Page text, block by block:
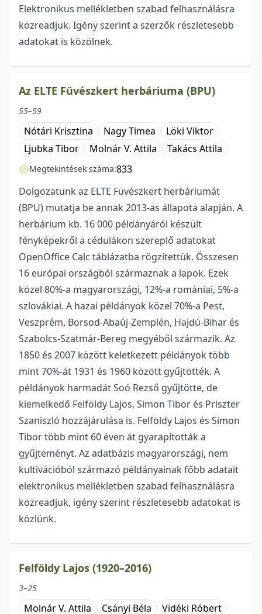
Elektronikus mellékletben szabad felhasználásra
közreadjuk. Igény szerint a szerzők részletesebb
adatokat is közölnek.
Az ELTE Füvészkert herbáriuma (BPU)
55–59
Nótári Krisztina Nagy Timea
Löki Viktor
Ljubka Tibor
Molnár V. Attila Takács Attila
Megtekintések száma:833
Dolgozatunk az ELTE Füvészkert herbáriumát
(BPU) mutatja be annak 2013-as állapota alapján. A
herbárium kb. 16 000 példányáról készült
fényképekről a cédulákon szereplő adatokat
OpenOffice Calc táblázatba rögzítettük. Összesen
16 európai országból származnak a lapok. Ezek
közel 80%-a magyarországi, 12%-a romániai, 5%-a
szlovákiai. A hazai példányok közel 70%-a Pest,
Veszprém, Borsod-Abaúj-Zemplén, Hajdú-Bihar és
Szabolcs-Szatmár-Bereg megyéből származik. Az
1850 és 2007 között keletkezett példányok több
mint 70%-át 1931 és 1960 között gyűjtötték. A
példányok harmadát Soó Rezső gyűjtötte, de
kiemelkedő Felföldy Lajos, Simon Tibor és Priszter
Szaniszló hozzájárulása is. Felföldy Lajos és Simon
Tibor több mint 60 éven át gyarapították a
gyűjteményt. Az adatbázis magyarországi, nem
kultivációból származó példányainak főbb adatait
elektronikus mellékletben szabad felhasználásra
közreadjuk, igény szerint részletesebb adatokat is
közlünk.
Felföldy Lajos (1920–2016)
3–25
Molnár V. Attila Csányi Béla Vidéki Róbert